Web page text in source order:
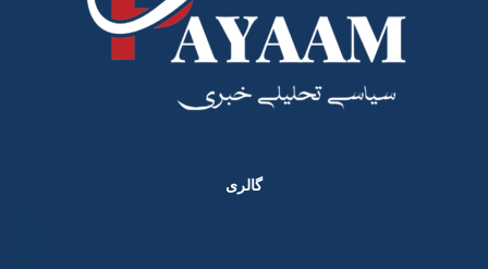
گالری